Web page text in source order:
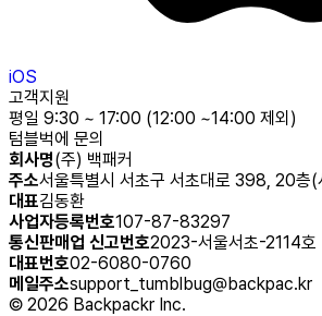
iOS
고객지원
평일 9:30 ~ 17:00 (12:00 ~14:00 제외)
텀블벅에 문의
회사명(주) 백패커
주소서울특별시 서초구 서초대로 398, 20층(
대표김동환
사업자등록번호107-87-83297
통신판매업 신고번호2023-서울서초-2114호
대표번호02-6080-0760
메일주소support_tumblbug@backpac.kr
© 2026 Backpackr Inc.